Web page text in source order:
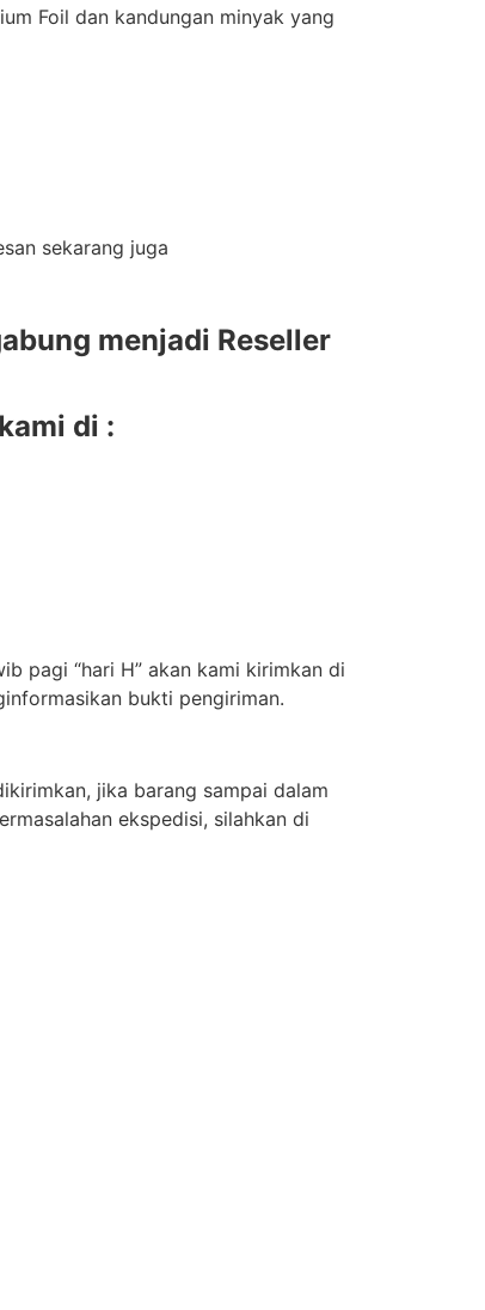
Foil dan kandungan minyak yang
sekarang juga
menjadi Reseller
di :
pagi “hari H” akan kami kirimkan di
bukti pengiriman.
jika barang sampai dalam
ekspedisi, silahkan di